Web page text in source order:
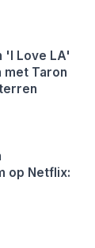
'I Love LA'
Taron
op Netflix: